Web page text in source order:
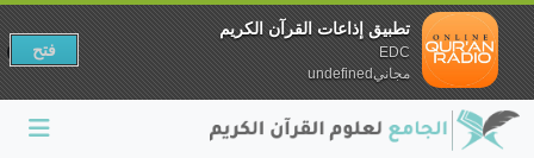
تطبيق إذاعات القرآن الكريم
EDC
مجانيundefined
فتح